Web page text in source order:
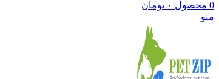
0 محصول ۰ تومان
منو